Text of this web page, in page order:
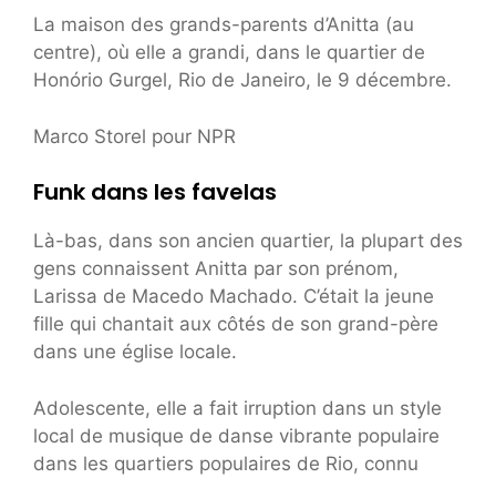
La maison des grands-parents d’Anitta (au
centre), où elle a grandi, dans le quartier de
Honório Gurgel, Rio de Janeiro, le 9 décembre.
Marco Storel pour NPR
Funk dans les favelas
Là-bas, dans son ancien quartier, la plupart des
gens connaissent Anitta par son prénom,
Larissa de Macedo Machado. C’était la jeune
fille qui chantait aux côtés de son grand-père
dans une église locale.
Adolescente, elle a fait irruption dans un style
local de musique de danse vibrante populaire
dans les quartiers populaires de Rio, connu